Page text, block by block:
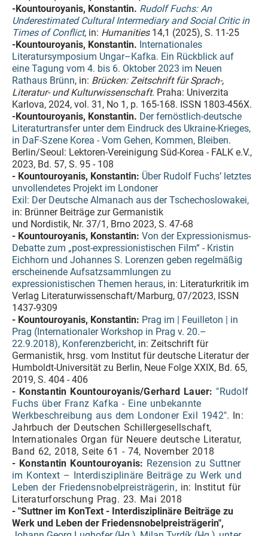
-Kountouroyanis, Konstantin. Rudolf Fuchs: An
Underestimated Cultural Intermediary and Social Critic in
Times of Conflict, in: Humanities14,1 (2025), S. 11-25
-Kountouroyanis, Konstantin. Internationales
Literatursymposium Ungar–Kafka. Ein Rückblick auf
eine Tagung vom 4. bis 6. Oktober 2023 im Neuen
Rathaus Brünn, in: Brücken: Zeitschrift für Sprach-,
Literatur- und Kulturwissenschaft. Praha: Univerzita
Karlova, 2024, vol. 31, No 1, p. 165-168. ISSN 1803-456X.
-Kountouroyanis, Konstantin. Der fernöstlich-deutsche
Literaturtransfer unter dem Eindruck des Ukraine-Krieges,
in DaF-Szene Korea - Vom Gehen, Kommen, Bleiben.
Berlin/Seoul: Lektoren-Vereinigung Süd-Korea - FALK e.V.,
2023, Bd. 57, S. 95 - 108
- Kountouroyanis, Konstantin: Über Rudolf Fuchs’ letztes
unvollendetes Projekt im Londoner
Exil: Der Deutsche Almanach aus der Tschechoslowakei,
in: Brünner Beiträge zur Germanistik
und Nordistik, Nr. 37/1, Brno 2023, S. 47-68
- Kountouroyanis, Konstantin: Von der Expressionismus-
Debatte zum „post-expressionistischen Film“ - Kristin
Eichhorn und Johannes S. Lorenzen geben regelmäßig
erscheinende Aufsatzsammlungen zu
expressionistischen Themen heraus, in: Literaturkritik im
Verlag Literaturwissenschaft/Marburg, 07/2023, ISSN
1437-9309
- Kountouroyanis, Konstantin: Prag im | Feuilleton | in
Prag (Internationaler Workshop in Prag v. 20.–
22.9.2018), Konferenzbericht, in: Zeitschrift für
Germanistik, hrsg. vom Institut für deutsche Literatur der
Humboldt-Universität zu Berlin, Neue Folge XXIX, Bd. 65,
2019, S. 404 - 406
- Konstantin Kountouroyanis/Gerhard Lauer: "Rudolf
Fuchs über Franz Kafka - Eine unbekannte
Werkbeschreibung aus dem Londoner Exil 1942". In:
Jahrbuch der Deutschen Schillergesellschaft,
Internationales Organ für Neuere deutsche Literatur,
Band 62, 2018, Seite 61 - 74, November 2018
- Konstantin Kountouroyanis: Rezension zu Suttner
im Kontext – Interdisziplinäre Beiträge zu Werk und
Leben der Friedensnobelpreisträgerin, in: Institut für
Literaturforschung Prag. 23. Mai 2018
- "Suttner im KonText - Interdisziplinäre Beiträge zu
Werk und Leben der Friedensnobelpreisträgerin",